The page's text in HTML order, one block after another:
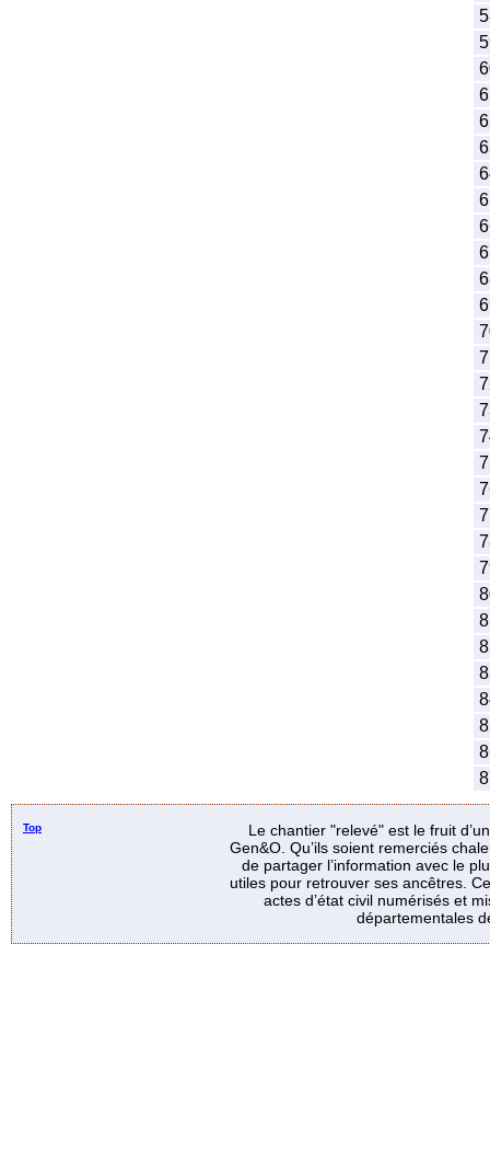
Top
Le chantier "relevé" est le fruit
Gen&O. Qu’ils soient remerciés
de partager l’information avec le
utiles pour retrouver ses ancêtres.
actes d’état civil numérisés et
départementales